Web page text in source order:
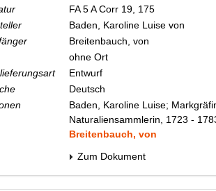
FA 5 A Corr 19, 175
Baden, Karoline Luise von
Breitenbauch, von
ohne Ort
Entwurf
Deutsch
Baden, Karoline Luise;
Naturaliensammlerin, 1723 -
Breitenbauch, von
Zum Dokument